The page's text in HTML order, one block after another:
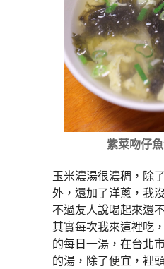
紫菜吻仔
玉米濃湯很濃稠，除
外，還加了洋蔥，我
不過友人說喝起來還
其實每次我來這裡吃
的每日一湯，在台北
的湯，除了便宜，裡